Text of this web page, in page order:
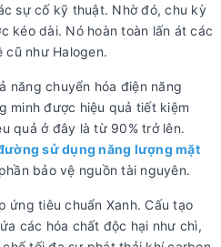
sự cố kỹ thuật. Nhờ đó, chu kỳ
kéo dài. Nó hoàn toàn lấn át các
cũ như Halogen.
năng chuyển hóa điện năng
minh được hiệu quả tiết kiệm
quả ở đây là từ 90% trở lên.
sử dụng năng lượng mặt
bảo vệ nguồn tài nguyên.
ứng tiêu chuẩn Xanh. Cấu tạo
các hóa chất độc hại như chì,